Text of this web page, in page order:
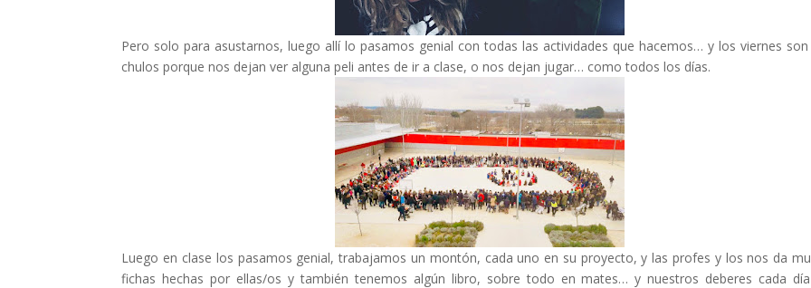
Pero solo para asustarnos, luego allí lo pasamos genial con todas las actividades que hacemos… y los viernes
chulos porque nos dejan ver alguna peli antes de ir a clase, o nos dejan jugar… como todos los días.
Luego en clase los pasamos genial, trabajamos un montón, cada uno en su proyecto, y las profes y los nos da
fichas hechas por ellas/os y también tenemos algún libro, sobre todo en mates… y nuestros deberes cada